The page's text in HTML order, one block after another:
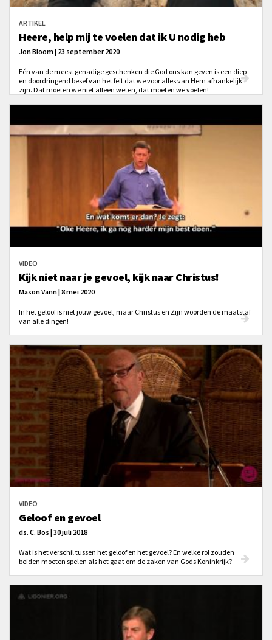
ARTIKEL
Heere, help mij te voelen dat ik U nodig heb
Jon Bloom | 23 september 2020
Eén van de meest genadige geschenken die God ons kan geven is een diep
en doordringend besef van het feit dat we voor alles van Hem afhankelijk
zijn. Dat moeten we niet alleen weten, dat moeten we voelen!
VIDEO
Kijk niet naar je gevoel, kijk naar Christus!
Mason Vann | 8 mei 2020
In het geloof is niet jouw gevoel, maar Christus en Zijn woorden de maatstaf
van alle dingen!
VIDEO
Geloof en gevoel
ds. C. Bos | 30 juli 2018
Wat is het verschil tussen het geloof en het gevoel? En welke rol zouden
beiden moeten spelen als het gaat om de zaken van Gods Koninkrijk?